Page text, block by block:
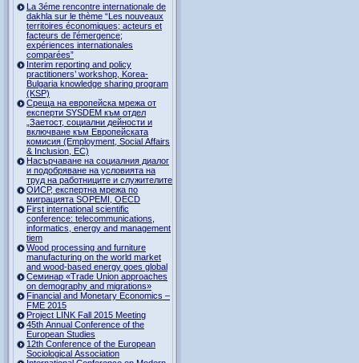
La 3éme rencontre internationale de
dakhla sur le thème “Les nouveaux
territoires économiques; acteurs et
facteurs de l’émergence;
expériences internationales
comparées”
Interim reporting and policy
practitioners’ workshop, Korea-
Bulgaria knowledge sharing program
(KSP)
Среща на европейска мрежа от
експерти SYSDEM към отдел
„Заетост, социални дейности и
включване към Европейската
комисия (Employment, Social Affairs
& Inclusion, ЕС)
Насърчаване на социалния диалог
и подобряване на условията на
труд на работниците и служителите
ОИСР, експертна мрежа по
миграцията SOPEMI, OECD
First international scientific
conference: telecommunications,
informatics, energy and management
tiem
Wood processing and furniture
manufacturing on the world market
and wood-based energy goes global
Семинар «Trade Union approaches
on demography and migrations»
Financial and Monetary Economics –
FME 2015
Project LINK Fall 2015 Meeting
45th Annual Conference of the
European Studies
12th Conference of the European
Sociological Association